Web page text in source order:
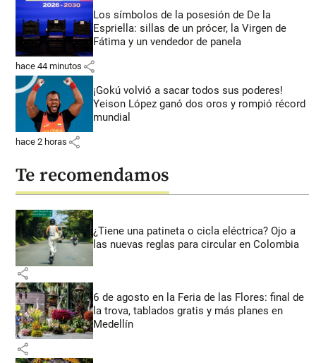
Los símbolos de la posesión de De la
Espriella: sillas de un prócer, la Virgen de
Fátima y un vendedor de panela
hace 44 minutos share
¡Gokú volvió a sacar todos sus poderes!
Yeison López ganó dos oros y rompió récord
mundial
hace 2 horas share
Te recomendamos
¿Tiene una patineta o cicla eléctrica? Ojo a
las nuevas reglas para circular en Colombia
share
6 de agosto en la Feria de las Flores: final de
la trova, tablados gratis y más planes en
Medellín
share